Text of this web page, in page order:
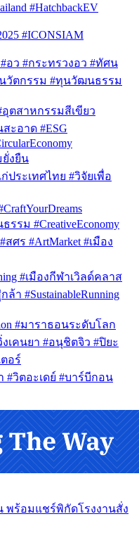
#HatchbackEV
#ICONSIAM
อว #กระทรวงอว #ทัศน
นวัตกรรม #ทุนวัฒนธรรม
อุตสาหกรรมสีเขียว
ะอาด #ESG
ยั่งยืน
ประเทศไทย #วิจัยเพื่อ
รรม #CreativeEconomy
ศร #ArtMarket #เมือง
#เมืองกีฬาเวิลด์คลาส
#SustainableRunning
#มาราธอนระดับโลก
งเคนยา #อนุชิตจิว #ปิยะ
อร์
#วิตอะเดย์ #บาร์บีกอน
พร้อมแชร์พิกัดโรงงานสั่ง